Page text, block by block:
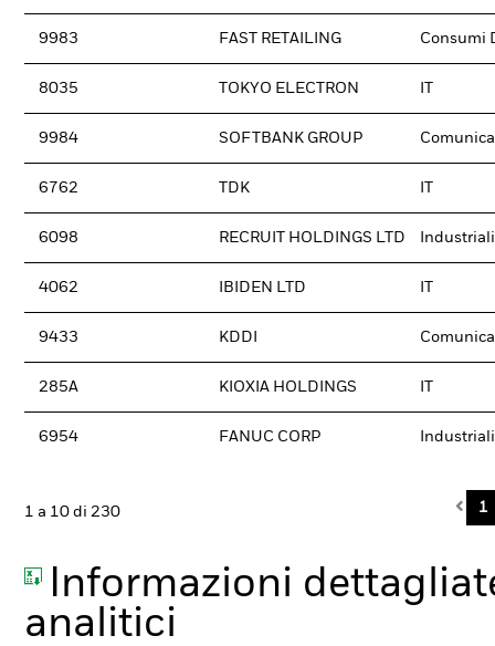
9983 FAST RETAILING Consumi
8035 TOKYO ELECTRON
9984 SOFTBANK GROUP
6762 TDK
6098 RECRUIT HOLDINGS LTD Industriali
4062 IBIDEN LTD
9433 KDDI
285A KIOXIA HOLDINGS
6954 FANUC CORP Industriali
1 a 10 di 230 1
Informazioni
analitici